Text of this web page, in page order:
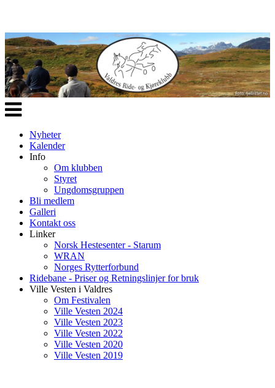
Veksle
navigasjon
Nyheter
Kalender
Info
Om klubben
Styret
Ungdomsgruppen
Bli medlem
Galleri
Kontakt oss
Linker
Norsk Hestesenter - Starum
WRAN
Norges Rytterforbund
Ridebane - Priser og Retningslinjer for bruk
Ville Vesten i Valdres
Om Festivalen
Ville Vesten 2024
Ville Vesten 2023
Ville Vesten 2022
Ville Vesten 2020
Ville Vesten 2019